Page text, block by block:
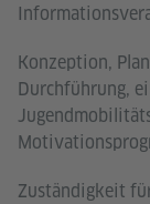
Konzeption,
Durchführung,
Zuständigkeit